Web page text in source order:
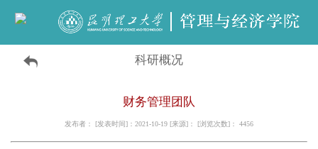
科研概况
财务管理团队
发布者： [发表时间]：2021-10-19 [来源]： [浏览次数]： 4456